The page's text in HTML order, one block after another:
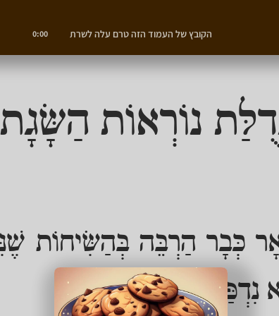
נוֹרְאוֹת
כְּבָר הַרְבֵּה בְּהַשִּׂיחוֹת
עֲדַיִן:
הקובץ של העמוד הזה טרם עלה לשרת 0:00